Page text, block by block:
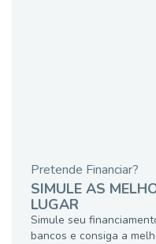
Pretende Financiar?
SIMULE AS
LUGAR
Simule seu
bancos e consiga a